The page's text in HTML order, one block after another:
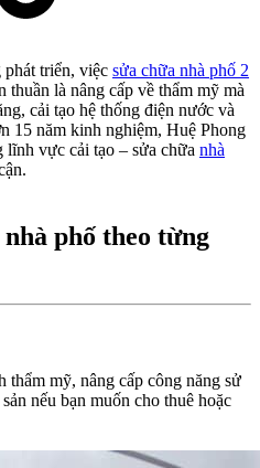
phát triển, việc sửa chữa nhà phố 2
thuần là nâng cấp về thẩm mỹ mà
cải tạo hệ thống điện nước và
15 năm kinh nghiệm, Huệ Phong
vực cải tạo – sửa chữa nhà
phố theo từng
thẩm mỹ, nâng cấp công năng sử
nếu bạn muốn cho thuê hoặc